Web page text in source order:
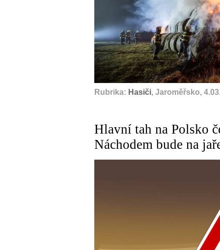
Rubrika: Hasiči, Jaroměřsko,
Hlavní tah na Polsko
Náchodem bude na